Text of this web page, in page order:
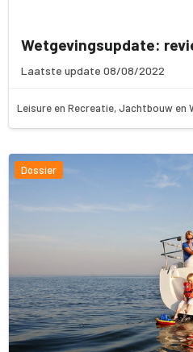
Wetgevingsupdate:
Laatste update 08/08/2022
Leisure en Recreatie, Jachtbouw en
Dossier